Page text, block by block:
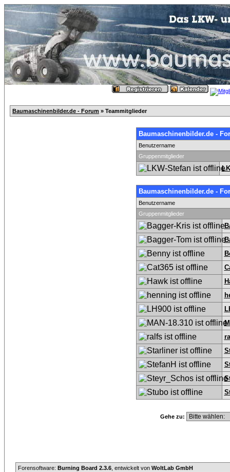
Baumaschinenbilder.de - Forum » Teammitglieder
Baumaschinenbilder.de -
Benutzername
Gruppenmitglieder
Baumaschinenbilder.de -
Benutzername
Gruppenmitglieder
Gehe zu:
Forensoftware: Burning Board 2.3.6 , entwickelt von WoltLab GmbH